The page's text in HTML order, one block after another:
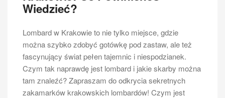
Wiedzieć?
Lombard w Krakowie to nie tylko miejsce, gdzie
można szybko zdobyć gotówkę pod zastaw, ale też
fascynujący świat pełen tajemnic i niespodzianek.
Czym tak naprawdę jest lombard i jakie skarby można
tam znaleźć? Zapraszam do odkrycia sekretnych
zakamarków krakowskich lombardów! Czym jest